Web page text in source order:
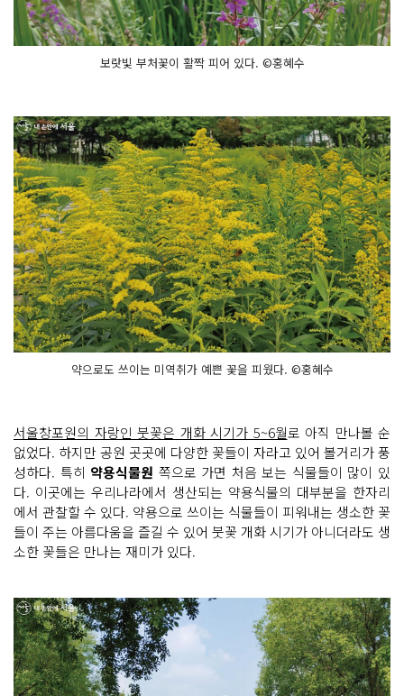
보랏빛 부처꽃이 활짝 피어 있다. ©홍혜수
약으로도 쓰이는 미역취가 예쁜 꽃을 피웠다. ©홍혜수
서울창포원의 자랑인 붓꽃은 개화 시기가 5~6월로 아직 만나볼 순
없었다. 하지만 공원 곳곳에 다양한 꽃들이 자라고 있어 볼거리가 풍
성하다. 특히 약용식물원 쪽으로 가면 처음 보는 식물들이 많이 있
다. 이곳에는 우리나라에서 생산되는 약용식물의 대부분을 한자리
에서 관찰할 수 있다. 약용으로 쓰이는 식물들이 피워내는 생소한 꽃
들이 주는 아름다움을 즐길 수 있어 붓꽃 개화 시기가 아니더라도 생
소한 꽃들은 만나는 재미가 있다.